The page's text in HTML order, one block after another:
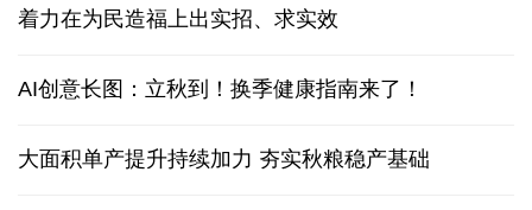
着力在为民造福上出实招、求实效
AI创意长图：立秋到！换季健康指南来了！
大面积单产提升持续加力 夯实秋粮稳产基础